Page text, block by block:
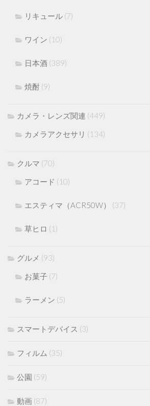
リキュール (7)
ワイン (10)
日本酒 (389)
焼酎 (9)
カメラ・レンズ関連 (449)
カメラアクセサリ (134)
クルマ (70)
アコード (10)
エスティマ（ACR50W） (37)
草ヒロ (1)
グルメ (93)
お菓子 (7)
ラーメン (5)
スマートデバイス (3)
フィルム (35)
公園 (59)
動画 (87)